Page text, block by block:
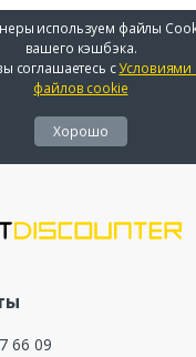
используем файлы
вашего кэшбэка.
соглашаетесь сУсловиями
файлов cookie
Хорошо
66 09